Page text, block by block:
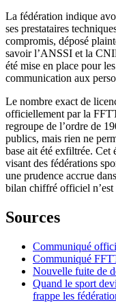
La fédération indique
ses prestataires
compromis, déposé
savoir l’ANSSI et la
été mise en place pour
communication aux
Le nombre exact de
officiellement par la
regroupe de l’ordre de
publics, mais rien ne
base ait été exfiltrée. Cet
visant des fédérations
une prudence accrue
bilan chiffré officiel n’est
Sources
Communiqué
Communiqué
Nouvelle fuite de
Quand le sport
frappe les